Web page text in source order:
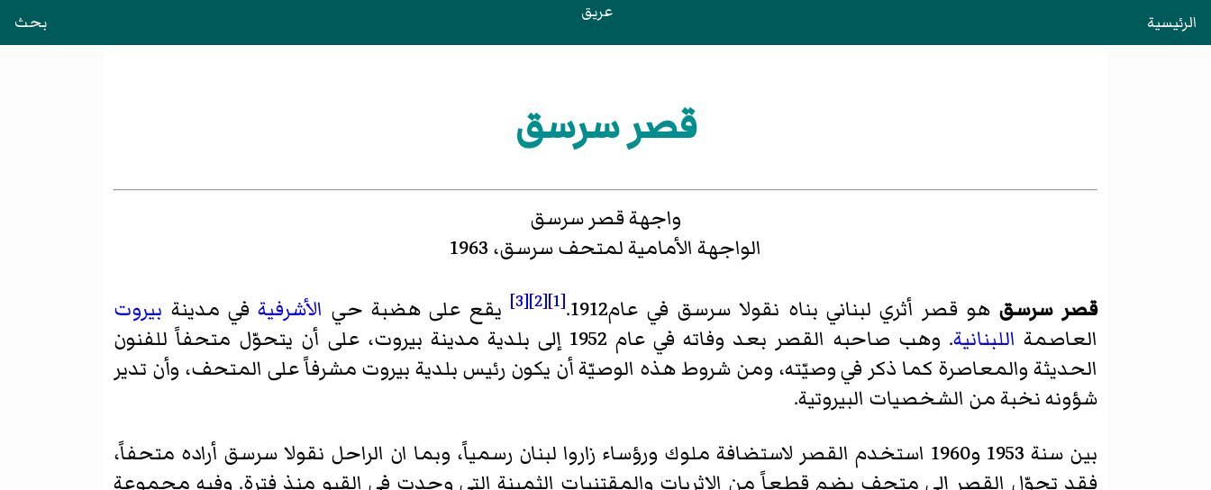
الرئيسية عريق بحث
قصر سرسق
واجهة قصر سرسق
الواجهة الأمامية لمتحف سرسق، 1963
قصر سرسق هو قصر أثري لبناني بناه نقولا سرسق في عام1912. [1]
[2]
[3] يقع على هضبة حي الأشرفيةفي مدينة بيروت
العاصمة اللبنانية
. وهب صاحبه القصر بعد وفاته في عام 1952 إلى بلدية مدينة بيروت، على أن يتحوّل متحفاً للفنون
الحديثة والمعاصرة كما ذكر في وصيّته، ومن شروط هذه الوصيّة أن يكون رئيس بلدية بيروت مشرفاً على المتحف، وأن تدير
شؤونه نخبة من الشخصيات البيروتية.
بين سنة 1953 و1960 استخدم القصر لاستضافة ملوك ورؤساء زاروا لبنان رسمياً، وبما ان الراحل نقولا سرسق أراده متحفاً،
فقد تحوّل القصر إلى متحف يضم قطعاً من الاثريات والمقتنيات الثمينة التي وجدت في القبو منذ فترة. وفيه مجموعة